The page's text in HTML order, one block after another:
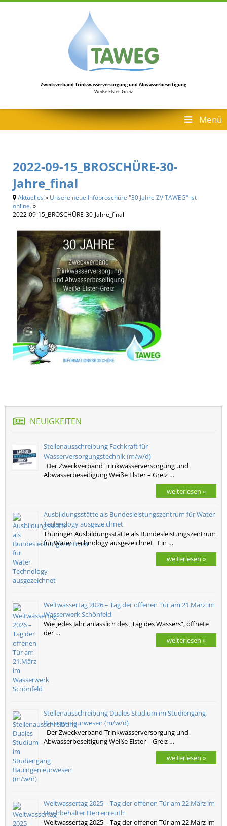
Zweckverband Trinkwasserversorgungund Abwasserbeseitigung
Weiße Elster-Greiz
Menü
2022-09-15_BROSCHÜRE-30-
Jahre_final
Aktuelles » Unsere neue Infobroschüre "30 Jahre ZV TAWEG" ist
online.»
2022-09-15_BROSCHÜRE-30-Jahre_final
NEUIGKEITEN
Stellenausschreibung Fachkraft für
Wasserversorgungstechnik (m/w/d)
Der Zweckverband Trinkwasserversorgung und
Abwasserbeseitigung Weiße Elster – Greiz …
weiterlesen »
Ausbildungsstätte als Bundesleistungszentrum für Water
Technology ausgezeichnet
Thüringer Ausbildungsstätte als Bundesleistungszentrum
für Water Technology ausgezeichnet Ein …
weiterlesen »
Weltwassertag 2026 – Tag der offenen Tür am 21.März im
Wasserwerk Schönfeld
Wie jedes Jahr anlässlich des „Tag des Wassers“, öffnete
der …
weiterlesen »
Stellenausschreibung Duales Studium im Studiengang
Bauingenieurwesen (m/w/d)
Der Zweckverband Trinkwasserversorgung und
Abwasserbeseitigung Weiße Elster – Greiz …
weiterlesen »
Weltwassertag 2025 – Tag der offenen Tür am 22.März im
Hochbehälter Herrenreuth
Weltwassertag 2025 – Tag der offenen Tür am 22.März im